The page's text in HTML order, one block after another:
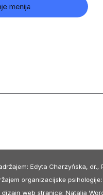
menija
Edyta Charzyńska, dr.,
organizacijske
dizajn web stranice: Natalia